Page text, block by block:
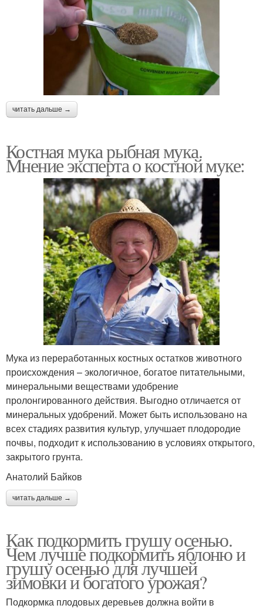
читать дальше →
Костная мука рыбная мука.
Мнение эксперта о костной муке:
Мука из переработанных костных остатков животного
происхождения – экологичное, богатое питательными,
минеральными веществами удобрение
пролонгированного действия. Выгодно отличается от
минеральных удобрений. Может быть использовано на
всех стадиях развития культур, улучшает плодородие
почвы, подходит к использованию в условиях открытого,
закрытого грунта.
Анатолий Байков
читать дальше →
Как подкормить грушу осенью.
Чем лучше подкормить яблоню и
грушу осенью для лучшей
зимовки и богатого урожая?
Подкормка плодовых деревьев должна войти в